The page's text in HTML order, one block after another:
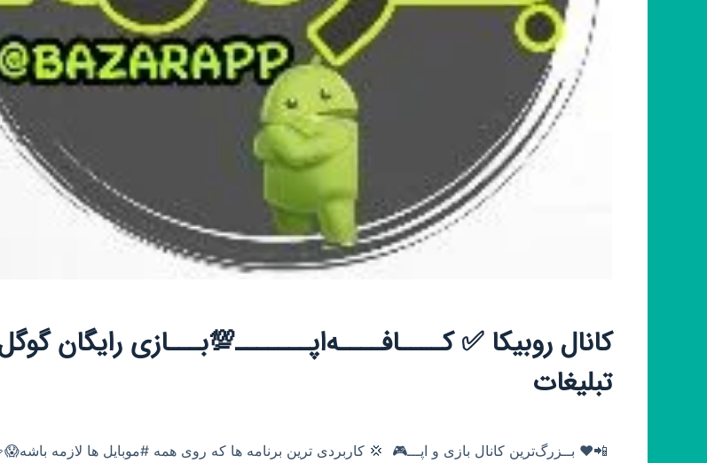
کانال روبیکا ✅ کــــافــــهﺍپـــــــ💯‌بـــازی رایگان
تبلیغات
📲♥️ بــزرگ‌ترین کانال بازی و اپـــ🎮 ‌ 💢 کاربردی ترین برنامه ها که روی همه #موبایل ها لازمه